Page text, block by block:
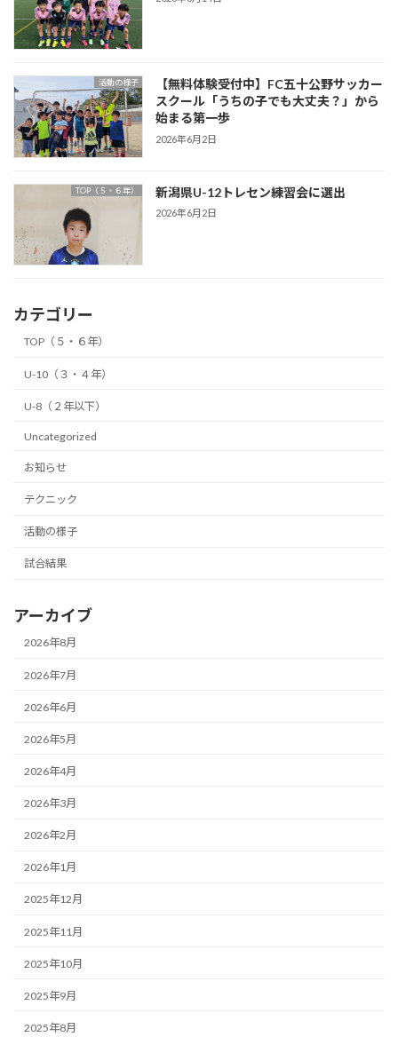
活動の様子
【無料体験受付中】FC五十公野サッカー
スクール「うちの子でも大丈夫？」から
始まる第一歩
2026年6月2日
TOP（５・６年） 新潟県U-12トレセン練習会に選出
2026年6月2日
カテゴリー
TOP（５・６年）
U-10（３・４年）
U-8（２年以下）
Uncategorized
お知らせ
テクニック
活動の様子
試合結果
アーカイブ
2026年8月
2026年7月
2026年6月
2026年5月
2026年4月
2026年3月
2026年2月
2026年1月
2025年12月
2025年11月
2025年10月
2025年9月
2025年8月